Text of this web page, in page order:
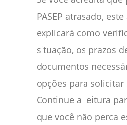
PASEP atrasado,
explicará como
situação, os prazos
documentos
opções para solicitar
Continue a leitura
que você não perca